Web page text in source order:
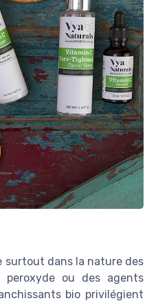
dans la nature des
ou des agents
bio privilégient